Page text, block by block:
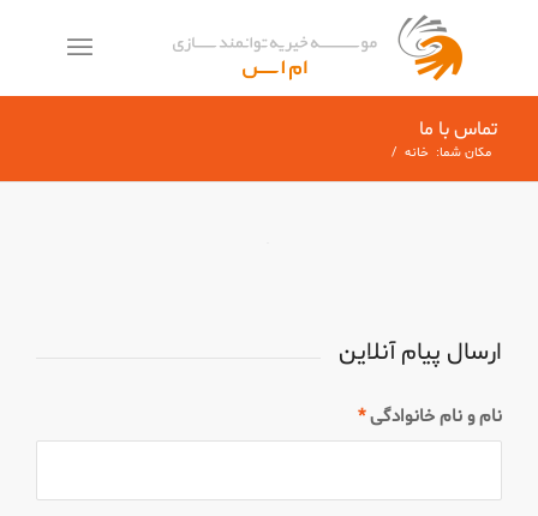
تماس با ما
مکان شما: خانه /
ارسال پیام آنلاین
نام و نام خانوادگی*
معمولاً در چند دقیقه پاسخ می‌دهیم